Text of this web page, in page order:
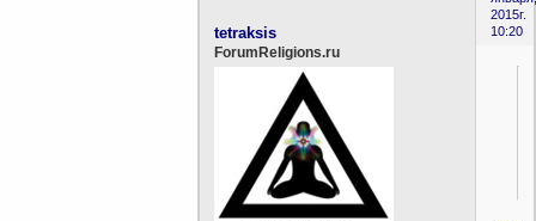
2015г.
10:20
tetraksis
ForumReligions.ru